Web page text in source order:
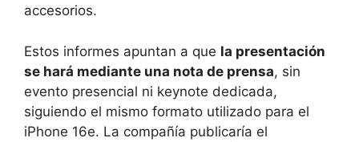
accesorios.
Estos informes apuntan a que la presentación
se hará mediante una nota de prensa, sin
evento presencial ni keynote dedicada,
siguiendo el mismo formato utilizado para el
iPhone 16e. La compañía publicaría el